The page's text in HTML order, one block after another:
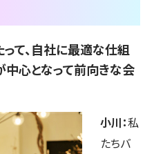
て、自社に最適な仕組
中心となって前向きな会
小川：私
たちバ